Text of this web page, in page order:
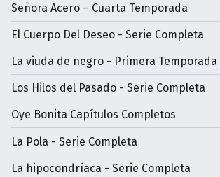
Señora Acero – Cuarta Temporada
El Cuerpo Del Deseo - Serie Completa
La viuda de negro - Primera Temporada
Los Hilos del Pasado - Serie Completa
Oye Bonita Capítulos Completos
La Pola - Serie Completa
La hipocondríaca - Serie Completa